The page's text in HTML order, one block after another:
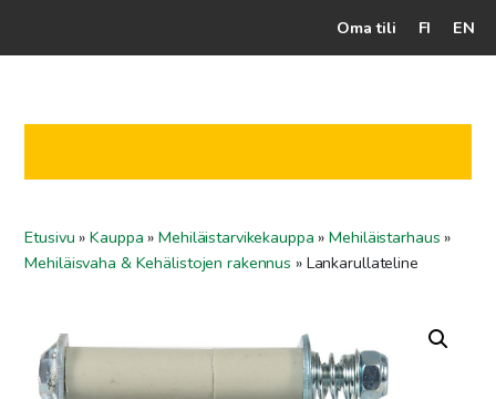
Oma tili FI EN
Jälleenmyyjät
Yhteydenotto
Ohjeet ja vinkit
Etusivu »Kauppa »Mehiläistarvikekauppa »Mehiläistarhaus »
Mehiläisvaha & Kehälistojen rakennus » Lankarullateline